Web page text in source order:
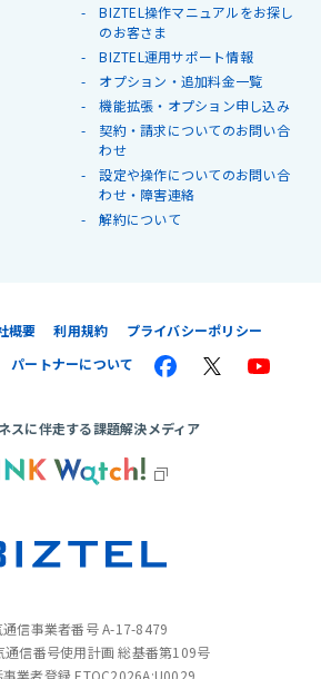
BIZTEL操作マニュアルをお探し
のお客さま
BIZTEL運用サポート情報
オプション・追加料金一覧
機能拡張・オプション申し込み
契約・請求についてのお問い合
わせ
設定や操作についてのお問い合
わせ・障害連絡
解約について
概要 利用規約
プライバシーポリシー
パートナーについて
スに伴走する課題解決メディア
通信事業者番号 A-17-8479
通信番号使用計画 総基番第109号
業者登録 ETOC2026A:U0029